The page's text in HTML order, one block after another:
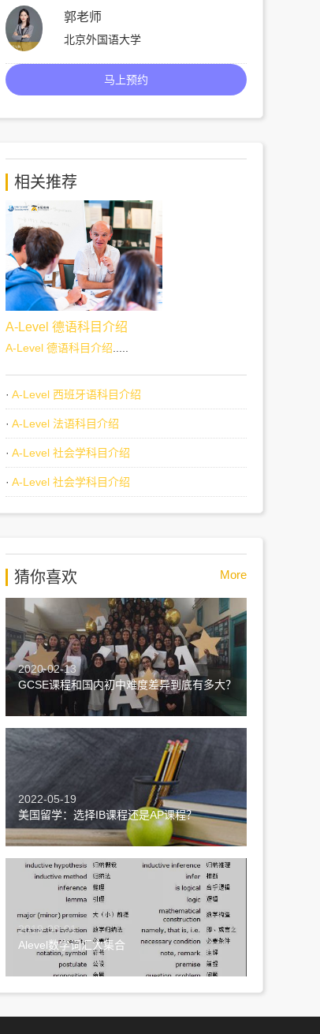
郭老师
北京外国语大学
马上预约
相关推荐
A-Level 德语科目介绍
A-Level 德语科目介绍
· A-Level 西班牙语科目介绍
· A-Level 法语科目介绍
· A-Level 社会学科目介绍
· A-Level 社会学科目介绍
猜你喜欢 More
2020-02-13
GCSE课程和国内初中难度差异到底有多大？
2022-05-19
美国留学：选择IB课程还是AP课程？
2019-08-01
Alevel数学词汇大集合